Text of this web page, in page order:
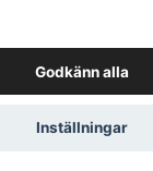
© 2026 Nordanro Design
Godkänn alla
Inställningar